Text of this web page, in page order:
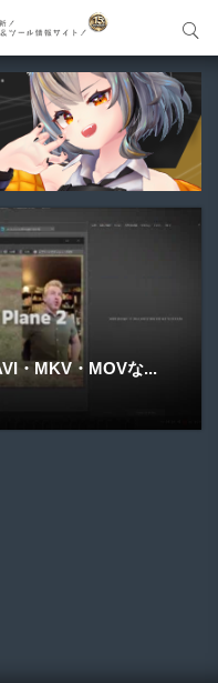
ーツールセットアドオ
・MKV・MOVな...
Engi...
出来るUnreal Engine
ライブラリやエディタ
ト内検索